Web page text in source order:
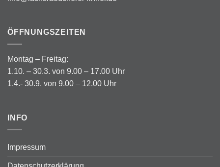
ÖFFNUNGSZEITEN
Montag – Freitag:
1.10. – 30.3. von 9.00 – 17.00 Uhr
1.4.- 30.9. von 9.00 – 12.00 Uhr
INFO
Impressum